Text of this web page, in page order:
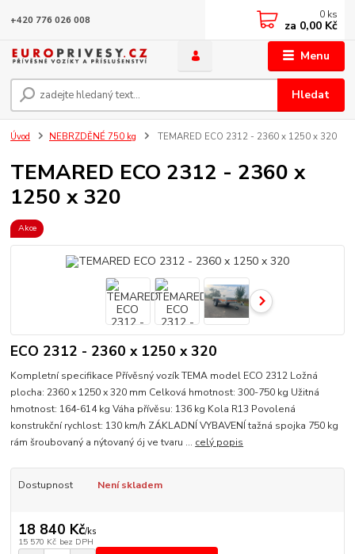
Menu
Hledat
+420 776 026 008 0 ks
za 0,00 Kč
Úvod NEBRZDĚNÉ 750 kg TEMARED ECO 2312 - 2360 x 1250 x 320
TEMARED ECO 2312 - 2360 x
1250 x 320
Akce
ECO 2312 - 2360 x 1250 x 320
Kompletní specifikace Přívěsný vozík TEMA model ECO 2312 Ložná
plocha: 2360 x 1250 x 320 mm Celková hmotnost: 300-750 kg Užitná
hmotnost: 164-614 kg Váha přívěsu: 136 kg Kola R13 Povolená
konstrukční rychlost: 130 km/h ZÁKLADNÍ VYBAVENÍ tažná spojka 750 kg
rám šroubovaný a nýtovaný ój ve tvaru ... celý popis
Dostupnost Není skladem
18 840 Kč/ks
15 570 Kč bez DPH